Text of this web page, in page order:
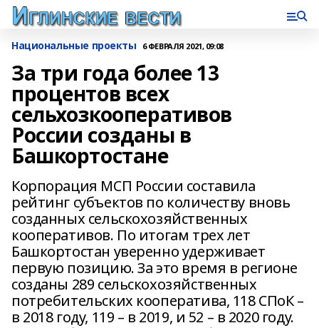
Национальные проекты 6 ФЕВРАЛЯ 2021, 09:08
За три года более 13
процентов всех
сельхозкооперативов
России созданы в
Башкортостане
Корпорация МСП России составила
рейтинг субъектов по количеству вновь
созданных сельскохозяйственных
кооперативов. По итогам трех лет
Башкортостан уверенно удерживает
первую позицию. За это время в регионе
созданы 289 сельскохозяйственных
потребительских кооператива, 118 СПоК –
в 2018 году, 119 – в 2019, и 52 – в 2020 году.